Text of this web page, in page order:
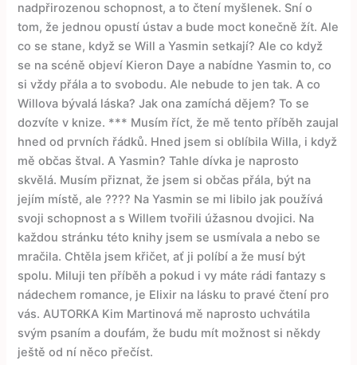
nadpřirozenou schopnost, a to čtení myšlenek. Sní o
tom, že jednou opustí ústav a bude moct konečně žít. Ale
co se stane, když se Will a Yasmin setkají? Ale co když
se na scéně objeví Kieron Daye a nabídne Yasmin to, co
si vždy přála a to svobodu. Ale nebude to jen tak. A co
Willova bývalá láska? Jak ona zamíchá dějem? To se
dozvíte v knize. *** Musím říct, že mě tento příběh zaujal
hned od prvních řádků. Hned jsem si oblíbila Willa, i když
mě občas štval. A Yasmin? Tahle dívka je naprosto
skvělá. Musím přiznat, že jsem si občas přála, být na
jejím místě, ale ???? Na Yasmin se mi libilo jak používá
svoji schopnost a s Willem tvořili úžasnou dvojici. Na
každou stránku této knihy jsem se usmívala a nebo se
mračila. Chtěla jsem křičet, ať ji políbí a že musí být
spolu. Miluji ten příběh a pokud i vy máte rádi fantazy s
nádechem romance, je Elixir na lásku to pravé čtení pro
vás. AUTORKA Kim Martinová mě naprosto uchvátila
svým psaním a doufám, že budu mít možnost si někdy
ještě od ní něco přečíst.